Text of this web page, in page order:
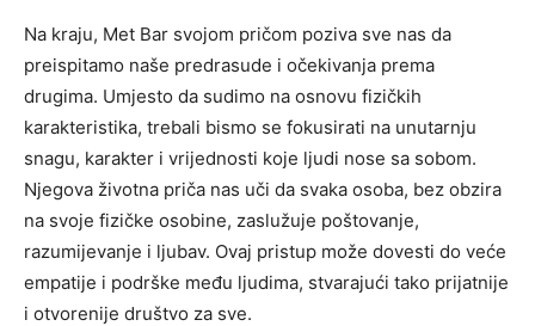
Na kraju, Met Bar svojom pričom poziva sve nas da
preispitamo naše predrasude i očekivanja prema
drugima. Umjesto da sudimo na osnovu fizičkih
karakteristika, trebali bismo se fokusirati na unutarnju
snagu, karakter i vrijednosti koje ljudi nose sa sobom.
Njegova životna priča nas uči da svaka osoba, bez obzira
na svoje fizičke osobine, zaslužuje poštovanje,
razumijevanje i ljubav. Ovaj pristup može dovesti do veće
empatije i podrške među ljudima, stvarajući tako prijatnije
i otvorenije društvo za sve.